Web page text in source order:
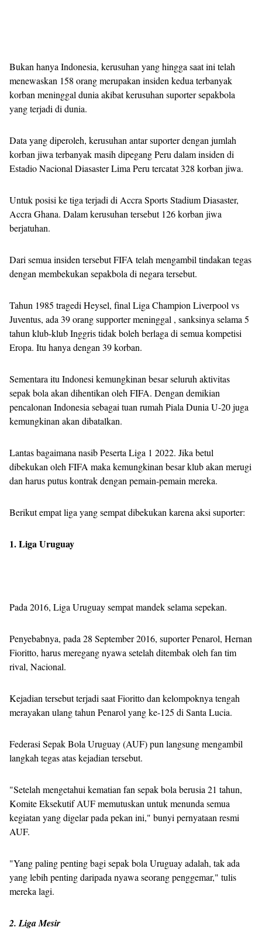
Bukan hanya Indonesia, kerusuhan yang hingga saat ini telah
menewaskan 158 orang merupakan insiden kedua terbanyak
korban meninggal dunia akibat kerusuhan suporter sepakbola
yang terjadi di dunia.
Data yang diperoleh, kerusuhan antar suporter dengan jumlah
korban jiwa terbanyak masih dipegang Peru dalam insiden di
Estadio Nacional Diasaster Lima Peru tercatat 328 korban jiwa.
Untuk posisi ke tiga terjadi di Accra Sports Stadium Diasaster,
Accra Ghana. Dalam kerusuhan tersebut 126 korban jiwa
berjatuhan.
Dari semua insiden tersebut FIFA telah mengambil tindakan tegas
dengan membekukan sepakbola di negara tersebut.
Tahun 1985 tragedi Heysel, final Liga Champion Liverpool vs
Juventus, ada 39 orang supporter meninggal , sanksinya selama 5
tahun klub-klub Inggris tidak boleh berlaga di semua kompetisi
Eropa. Itu hanya dengan 39 korban.
Sementara itu Indonesi kemungkinan besar seluruh aktivitas
sepak bola akan dihentikan oleh FIFA. Dengan demikian
pencalonan Indonesia sebagai tuan rumah Piala Dunia U-20 juga
kemungkinan akan dibatalkan.
Lantas bagaimana nasib Peserta Liga 1 2022. Jika betul
dibekukan oleh FIFA maka kemungkinan besar klub akan merugi
dan harus putus kontrak dengan pemain-pemain mereka.
Berikut empat liga yang sempat dibekukan karena aksi suporter:
1. Liga Uruguay
Pada 2016, Liga Uruguay sempat mandek selama sepekan.
Penyebabnya, pada 28 September 2016, suporter Penarol, Hernan
Fioritto, harus meregang nyawa setelah ditembak oleh fan tim
rival, Nacional.
Kejadian tersebut terjadi saat Fioritto dan kelompoknya tengah
merayakan ulang tahun Penarol yang ke-125 di Santa Lucia.
Federasi Sepak Bola Uruguay (AUF) pun langsung mengambil
langkah tegas atas kejadian tersebut.
"Setelah mengetahui kematian fan sepak bola berusia 21 tahun,
Komite Eksekutif AUF memutuskan untuk menunda semua
kegiatan yang digelar pada pekan ini," bunyi pernyataan resmi
AUF.
"Yang paling penting bagi sepak bola Uruguay adalah, tak ada
yang lebih penting daripada nyawa seorang penggemar," tulis
mereka lagi.
2. Liga Mesir